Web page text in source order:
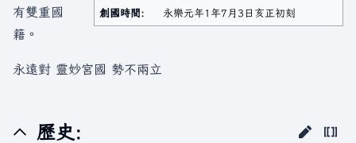
創國時間:
永樂元年1年7月3日亥正初刻
有雙重國
籍。
永遠對 靈妙宮國 勢不兩立
歷史: